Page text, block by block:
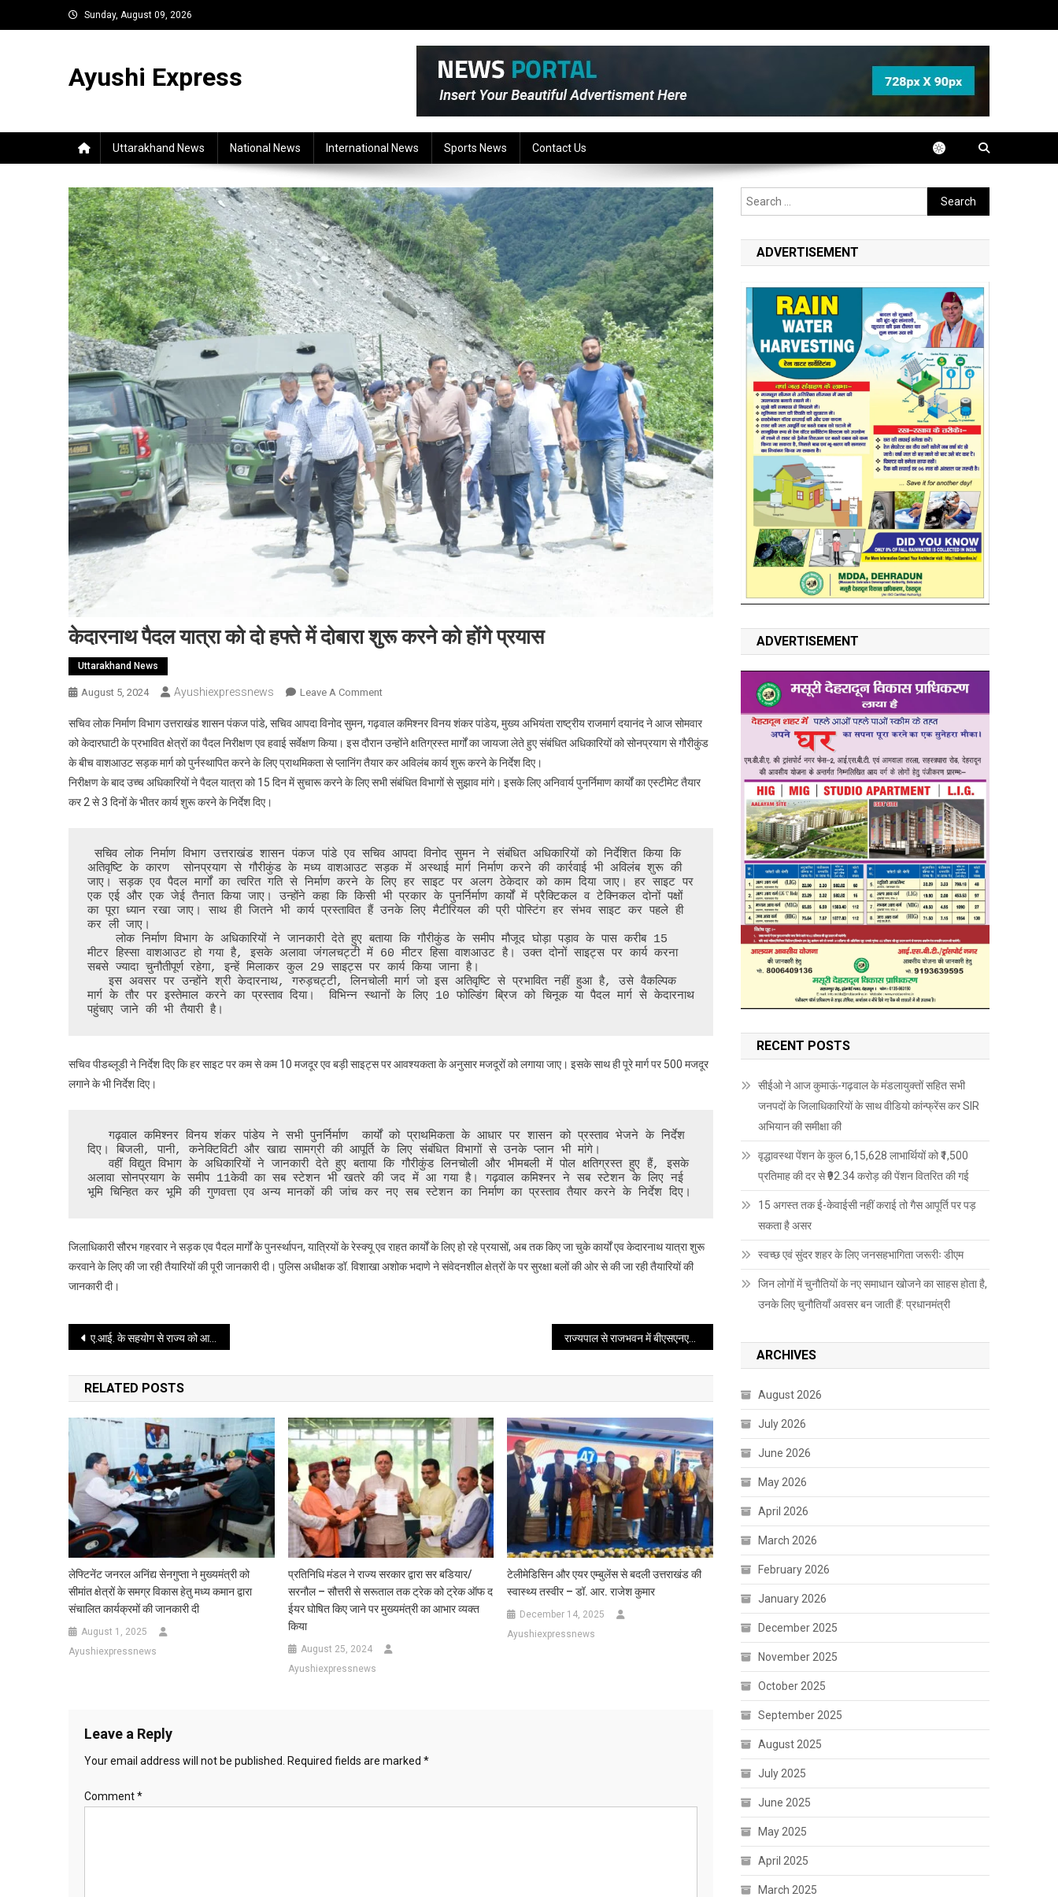
to
Sunday, August 09, 2026
Ayushi Express
Uttarakhand News National News International News Sports News Contact Us
केदारनाथ पैदल यात्रा को दो हफ्ते में दोबारा शुरू करने को होंगे प्रयास
Uttarakhand News
August 5, 2024 Ayushiexpressnews Leave A CommentOn
पैदल
यात्रा
को
दो
शुरू
करने
को
होंगे
सचिव लोक निर्माण विभाग उत्तराखंड शासन पंकज पांडे, सचिव आपदा विनोद सुमन, गढ़वाल कमिश्नर विनय शंकर पांडेय, मुख्य अभियंता राष्ट्रीय राजमार्ग दयानंद ने आज सोमवार
को केदारघाटी के प्रभावित क्षेत्रों का पैदल निरीक्षण एव हवाई सर्वेक्षण किया। इस दौरान उन्होंने क्षतिग्रस्त मार्गों का जायजा लेते हुए संबंधित अधिकारियों को सोनप्रयाग से गौरीकुंड
के बीच वाशआउट सड़क मार्ग को पुर्नस्थापित करने के लिए प्राथमिकता से प्लानिंग तैयार कर अविलंब कार्य शुरू करने के निर्देश दिए।
निरीक्षण के बाद उच्च अधिकारियों ने पैदल यात्रा को 15 दिन में सुचारू करने के लिए सभी संबंधित विभागों से सुझाव मांगे। इसके लिए अनिवार्य पुनर्निमाण कार्यों का एस्टीमेट तैयार
कर 2 से 3 दिनों के भीतर कार्य शुरू करने के निर्देश दिए।
सचिव लोक निर्माण विभाग उत्तराखंड शासन पंकज पांडे एव सचिव आपदा विनोद सुमन ने संबंधित अधिकारियों को निर्देशित किया कि
अतिवृष्टि के कारण  सोनप्रयाग से गौरीकुंड के मध्य वाशआउट सड़क में अस्थाई मार्ग निर्माण करने की कार्रवाई भी अविलंब शुरू की
जाए। सड़क एव पैदल मार्गों का त्वरित गति से निर्माण करने के लिए हर साइट पर अलग ठेकेदार को काम दिया जाए। हर साइट पर
एक एई और एक जेई तैनात किया जाए। उन्होंने कहा कि किसी भी प्रकार के पुनर्निर्माण कार्यों में प्रैक्टिकल व टेक्निकल दोनों पक्षों
का पूरा ध्यान रखा जाए। साथ ही जितने भी कार्य प्रस्तावित हैं उनके लिए मैटीरियल की प्री पोस्टिंग हर संभव साइट कर पहले ही
कर ली जाए।
    लोक निर्माण विभाग के अधिकारियों ने जानकारी देते हुए बताया कि गौरीकुंड के समीप मौजूद घोड़ा पड़ाव के पास करीब 15
मीटर हिस्सा वाशआउट हो गया है, इसके अलावा जंगलचट्टी में 60 मीटर हिसा वाशआउट है। उक्त दोनों साइट्स पर कार्य करना
सबसे ज्यादा चुनौतीपूर्ण रहेगा, इन्हें मिलाकर कुल 29 साइट्स पर कार्य किया जाना है।
   इस अवसर पर उन्होंने श्री केदारनाथ, गरुड़चट्टी, लिनचोली मार्ग जो इस अतिवृष्टि से प्रभावित नहीं हुआ है, उसे वैकल्पिक
मार्ग के तौर पर इस्तेमाल करने का प्रस्ताव दिया।  विभिन्न स्थानों के लिए 10 फोल्डिंग ब्रिज को चिनूक या पैदल मार्ग से केदारनाथ
पहुंचाए जाने की भी तैयारी है।
सचिव पीडब्लूडी ने निर्देश दिए कि हर साइट पर कम से कम 10 मजदूर एव बड़ी साइट्स पर आवश्यकता के अनुसार मजदूरों को लगाया जाए। इसके साथ ही पूरे मार्ग पर 500 मजदूर
लगाने के भी निर्देश दिए।
   गढ़वाल कमिश्नर विनय शंकर पांडेय ने सभी पुनर्निर्माण  कार्यों को प्राथमिकता के आधार पर शासन को प्रस्ताव भेजने के निर्देश
दिए। बिजली, पानी, कनेक्टिविटी और खाद्य सामग्री की आपूर्ति के लिए संबंधित विभागों से उनके प्लान भी मांगे।
   वहीं विद्युत विभाग के अधिकारियों ने जानकारी देते हुए बताया कि गौरीकुंड लिनचोली और भीमबली में पोल क्षतिग्रस्त हुए हैं, इसके
अलावा सोनप्रयाग के समीप 11केवी का सब स्टेशन भी खतरे की जद में आ गया है। गढ़वाल कमिश्नर ने सब स्टेशन के लिए नई
भूमि चिन्हित कर भूमि की गुणवत्ता एव अन्य मानकों की जांच कर नए सब स्टेशन का निर्माण का प्रस्ताव तैयार करने के निर्देश दिए।
जिलाधिकारी सौरभ गहरवार ने सड़क एव पैदल मार्गों के पुनर्स्थापन, यात्रियों के रेस्क्यू एव राहत कार्यों के लिए हो रहे प्रयासों, अब तक किए जा चुके कार्यों एव केदारनाथ यात्रा शुरू
करवाने के लिए की जा रही तैयारियों की पूरी जानकारी दी। पुलिस अधीक्षक डॉ. विशाखा अशोक भदाणे ने संवेदनशील क्षेत्रों के पर सुरक्षा बलों की ओर से की जा रही तैयारियों की
जानकारी दी।
Post
navigation
ए.आई. के सहयोग से राज्य को आगे बढ़ाने के लिए सभी ने मिलकर मंथन करना है: मुख्यमंत्री राज्यपाल से राजभवन में बीएसएनएल के नवनियुक्त मुख्य महाप्रबंधक (सीजीएम) आलोक जयमल ने शिष्टाचार भेंट की
RELATED POSTS
लेफ्टिनेंट जनरल अनिंद्य सेनगुप्ता ने मुख्यमंत्री को
सीमांत क्षेत्रों के समग्र विकास हेतु मध्य कमान द्वारा
संचालित कार्यक्रमों की जानकारी दी
August 1, 2025
Ayushiexpressnews
प्रतिनिधि मंडल ने राज्य सरकार द्वारा सर बडियार/
सरनौल – सौत्तरी से सरूताल तक ट्रेक को ट्रेक ऑफ द
ईयर घोषित किए जाने पर मुख्यमंत्री का आभार व्यक्त
किया
August 25, 2024
Ayushiexpressnews
टेलीमेडिसिन और एयर एम्बुलेंस से बदली उत्तराखंड की
स्वास्थ्य तस्वीर – डॉ. आर. राजेश कुमार
December 14, 2025
Ayushiexpressnews
Leave a Reply
Your email address will not be published. Required fields are marked *
Comment*
Search
for:
ADVERTISEMENT
ADVERTISEMENT
RECENT POSTS
सीईओ ने आज कुमाऊं-गढ़वाल के मंडलायुक्तों सहित सभी
जनपदों के जिलाधिकारियों के साथ वीडियो कांन्फ्रेंस कर SIR
अभियान की समीक्षा की
वृद्धावस्था पेंशन के कुल 6,15,628 लाभार्थियों को ₹1,500
प्रतिमाह की दर से ₹92.34 करोड़ की पेंशन वितरित की गई
15 अगस्त तक ई-केवाईसी नहीं कराई तो गैस आपूर्ति पर पड़
सकता है असर
स्वच्छ एवं सुंदर शहर के लिए जनसहभागिता जरूरीः डीएम
जिन लोगों में चुनौतियों के नए समाधान खोजने का साहस होता है,
उनके लिए चुनौतियाँ अवसर बन जाती हैं: प्रधानमंत्री
ARCHIVES
August 2026
July 2026
June 2026
May 2026
April 2026
March 2026
February 2026
January 2026
December 2025
November 2025
October 2025
September 2025
August 2025
July 2025
June 2025
May 2025
April 2025
March 2025